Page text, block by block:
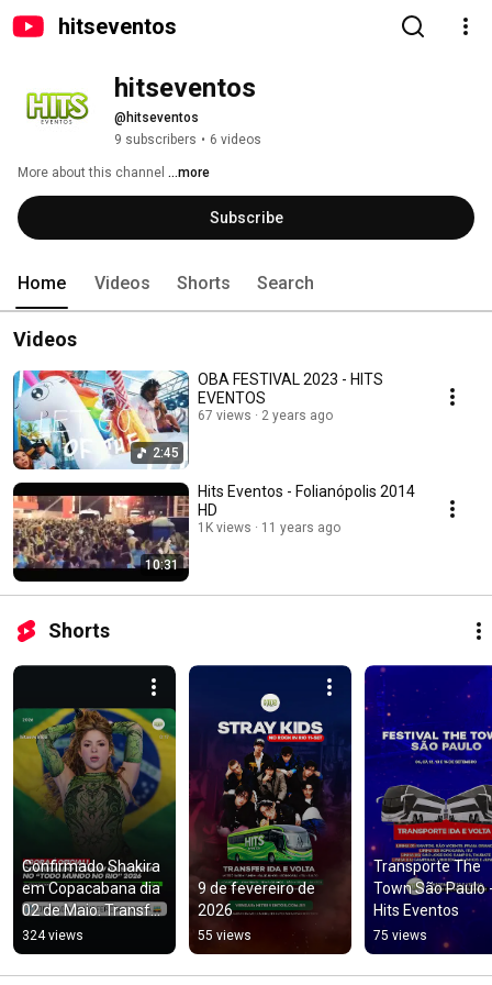
hitseventos
hitseventos
@hitseventos
9 subscribers • 6 videos
More about this channel ...more
Subscribe
Home Videos Shorts Search
Videos
2:45
OBA FESTIVAL 2023 - HITS
EVENTOS
67 views 2 years ago
10:31
Hits Eventos - Folianópolis 2014
HD
1K views 11 years ago
Shorts
Confirmado Shakira
em Copacabana dia
02 de Maio. Transfer
ida e volta
@hitseventos
324 views
9 de fevereiro de
2026
55 views
Transporte The
Town São Paulo
Hits Eventos
75 views